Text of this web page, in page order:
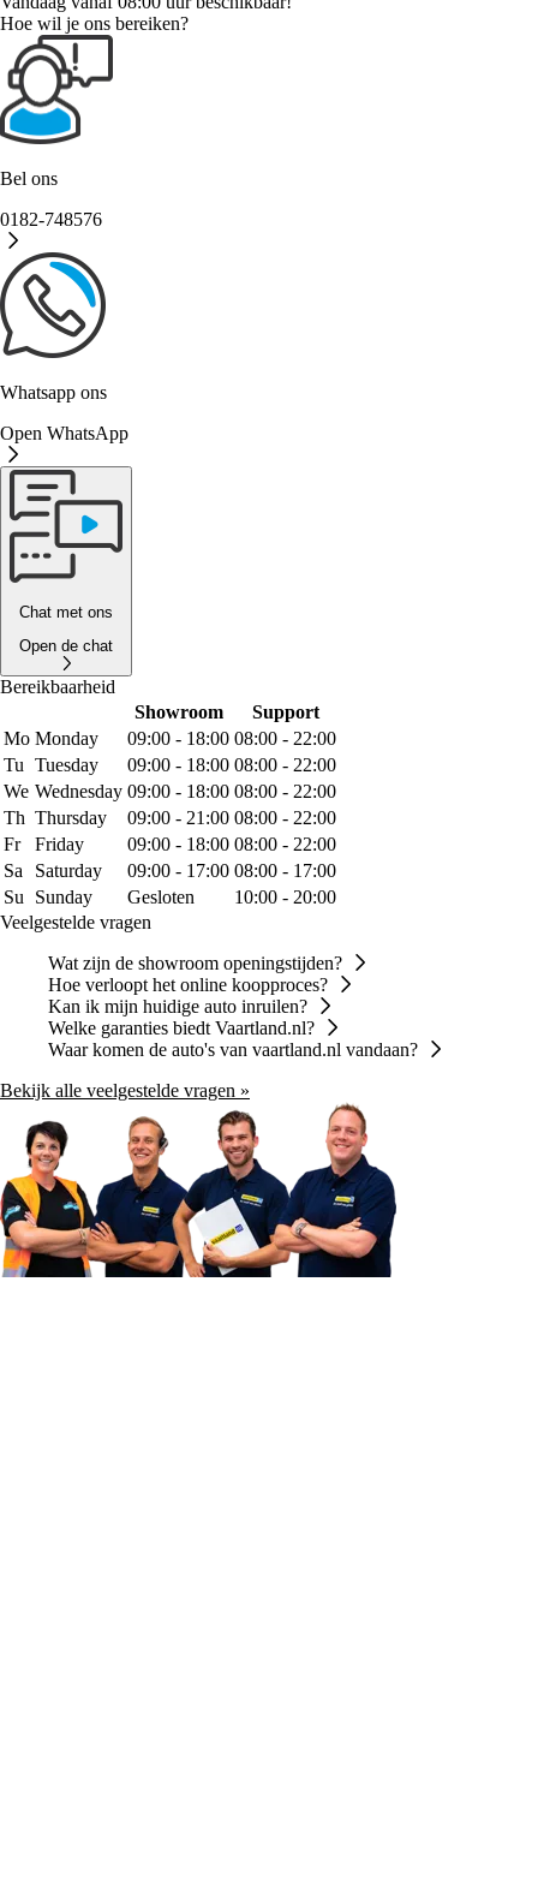
Hoe wil je ons bereiken?
Bel ons
0182-748576
Whatsapp ons
Open WhatsApp
Chat met ons
Open de chat
Bereikbaarheid
Showroom
Support
Mo Monday 09:00 - 18:00 08:00 - 22:00
Tu Tuesday 09:00 - 18:00 08:00 - 22:00
We Wednesday 09:00 - 18:00 08:00 - 22:00
Th Thursday 09:00 - 21:00 08:00 - 22:00
Fr
Friday 09:00 - 18:00 08:00 - 22:00
Sa
Saturday 09:00 - 17:00 08:00 - 17:00
Su
Sunday Gesloten
10:00 - 20:00
Veelgestelde vragen
Wat zijn de showroom openingstijden?
Hoe verloopt het online koopproces?
Kan ik mijn huidige auto inruilen?
Welke garanties biedt Vaartland.nl?
Waar komen de auto's van vaartland.nl vandaan?
Bekijk alle veelgestelde vragen »